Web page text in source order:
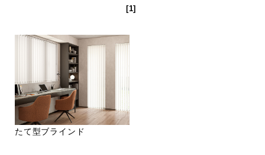
[1]
たて型ブラインド